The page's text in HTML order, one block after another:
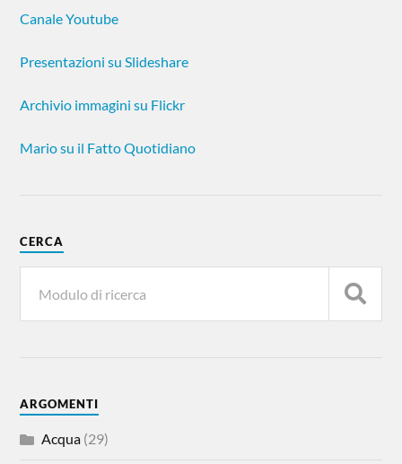
Canale Youtube
Presentazioni su Slideshare
Archivio immagini su Flickr
Mario su il Fatto Quotidiano
CERCA
ARGOMENTI
Acqua (29)